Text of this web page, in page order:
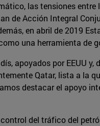
las tensiones
de Acción Integral
en abril de 2019
una herramienta de
apoyados por EEUU
Qatar, lista a la
destacar el apoyo
del tráfico del